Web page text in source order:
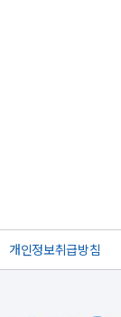
개인정보취급방침